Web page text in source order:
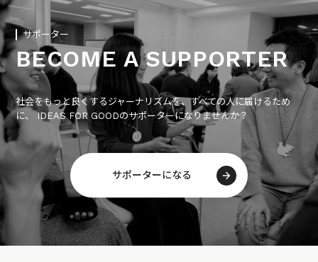
サポーター
BECOME A SUPPORTER
社会をもっと良くするジャーナリズムを、すべての人に届けるため
に、 IDEAS FOR GOODのサポーターになりませんか？
サポーターになる